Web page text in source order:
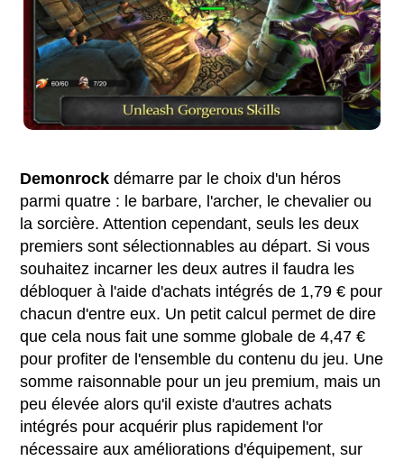
Demonrock démarre par le choix d'un héros
parmi quatre : le barbare, l'archer, le chevalier ou
la sorcière. Attention cependant, seuls les deux
premiers sont sélectionnables au départ. Si vous
souhaitez incarner les deux autres il faudra les
débloquer à l'aide d'achats intégrés de 1,79 € pour
chacun d'entre eux. Un petit calcul permet de dire
que cela nous fait une somme globale de 4,47 €
pour profiter de l'ensemble du contenu du jeu. Une
somme raisonnable pour un jeu premium, mais un
peu élevée alors qu'il existe d'autres achats
intégrés pour acquérir plus rapidement l'or
nécessaire aux améliorations d'équipement, sur